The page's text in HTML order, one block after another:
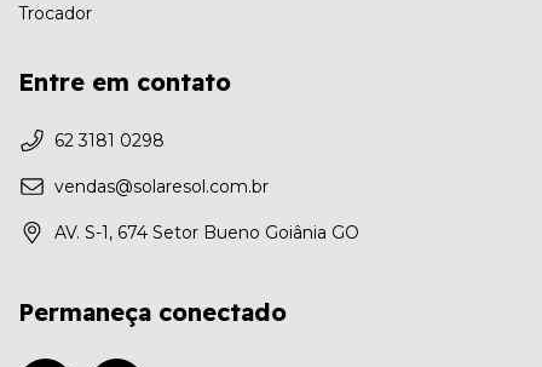
Trocador
Entre em contato
62 3181 0298
vendas@solaresol.com.br
AV. S-1, 674 Setor Bueno Goiânia GO
Permaneça conectado